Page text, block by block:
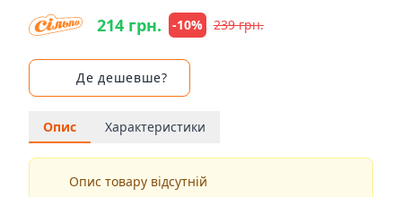
214 грн. -10% 239 грн.
Де дешевше?
Опис Характеристики
Опис товару відсутній